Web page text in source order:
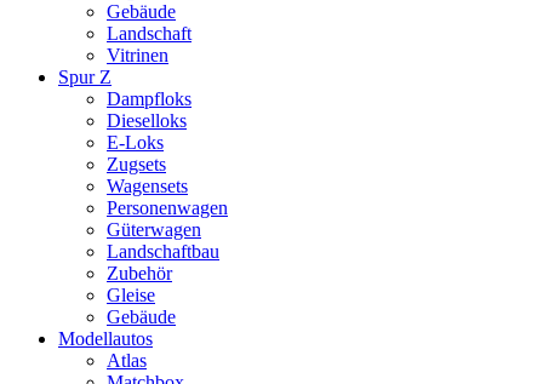
Gebäude
Landschaft
Vitrinen
Spur Z
Dampfloks
Dieselloks
E-Loks
Zugsets
Wagensets
Personenwagen
Güterwagen
Landschaftbau
Zubehör
Gleise
Gebäude
Modellautos
Atlas